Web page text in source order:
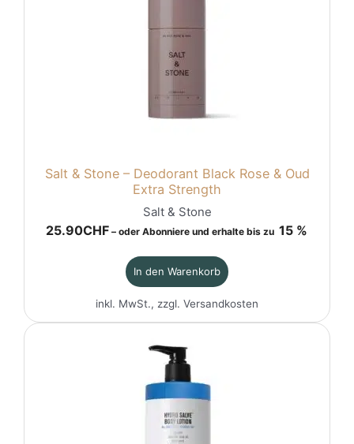
Salt & Stone – Deodorant Black Rose & Oud
Extra Strength
Salt & Stone
25.90CHF –oder Abonniere und erhalte bis zu 15 %
In den Warenkorb
inkl. MwSt., zzgl. Versandkosten